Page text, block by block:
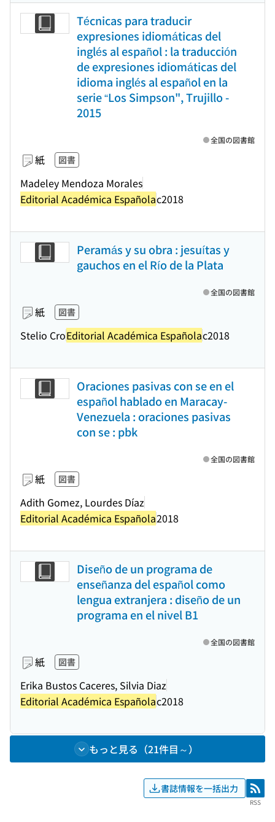
Técnicas para traducir
expresiones idiomáticas del
inglés al español : la traducción
de expresiones idiomáticas del
idioma inglés al español en la
serie “Los Simpson", Trujillo -
2015
紙 図書
Madeley Mendoza Morales
Editorial Académica Españolac2018
全国の図書館
Peramás y su obra : jesuítas y
gauchos en el Río de la Plata
紙 図書
Stelio CroEditorial Académica Españolac2018
全国の図書館
Oraciones pasivas con se en el
español hablado en Maracay-
Venezuela : oraciones pasivas
con se : pbk
紙 図書
Adith Gomez, Lourdes Díaz
Editorial Académica Española2018
全国の図書館
Diseño de un programa de
enseñanza del español como
lengua extranjera : diseño de un
programa en el nivel B1
紙 図書
Erika Bustos Caceres, Silvia Diaz
Editorial Académica Españolac2018
全国の図書館
もっと見る（21件目～）
書誌情報を一括出力 RSS
RSS